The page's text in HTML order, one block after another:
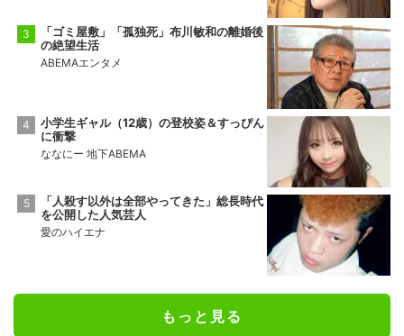
「ゴミ屋敷」「孤独死」布川敏和の離婚後
の絶望生活
ABEMAエンタメ
小学生ギャル（12歳）の登校姿＆すっぴん
に衝撃
ななにー 地下ABEMA
「人殺す以外は全部やってきた」総長時代
を公開した人気芸人
愛のハイエナ
もっと見る